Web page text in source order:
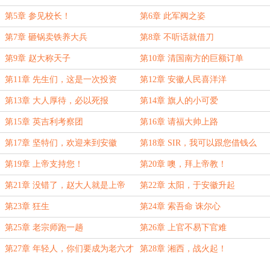
第5章 参见校长！ 第6章 此军阀之姿
第7章 砸锅卖铁养大兵 第8章 不听话就借刀
第9章 赵大称天子 第10章 清国南方的巨额订单
第11章 先生们，这是一次投资 第12章 安徽人民喜洋洋
第13章 大人厚待，必以死报 第14章 旗人的小可爱
第15章 英吉利考察团 第16章 请福大帅上路
第17章 坚特们，欢迎来到安徽 第18章 SIR，我可以跟您借钱么
第19章 上帝支持您！ 第20章 噢，拜上帝教！
第21章 没错了，赵大人就是上帝 第22章 太阳，于安徽升起
第23章 狂生 第24章 索吾命 诛尔心
第25章 老宗师跑一趟 第26章 上官不易下官难
第27章 年轻人，你们要成为老六才 第28章 湘西，战火起！